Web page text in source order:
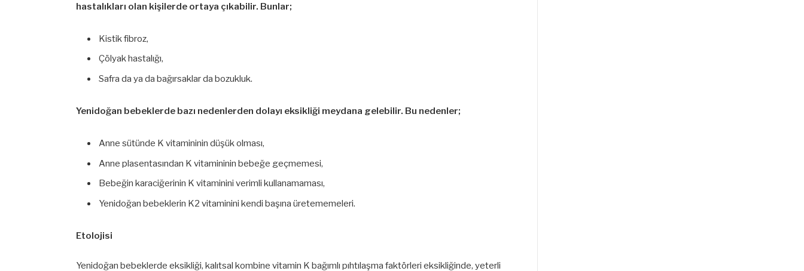
hastalıkları olan kişilerde ortaya çıkabilir. Bunlar;
Kistik fibroz,
Çölyak hastalığı,
Safra da ya da bağırsaklar da bozukluk.
Yenidoğan bebeklerde bazı nedenlerden dolayı eksikliği meydana gelebilir. Bu nedenler;
Anne sütünde K vitamininin düşük olması,
Anne plasentasından K vitamininin bebeğe geçmemesi,
Bebeğin karaciğerinin K vitaminini verimli kullanamaması,
Yenidoğan bebeklerin K2 vitaminini kendi başına üretememeleri.
Etolojisi
Yenidoğan bebeklerde eksikliği, kalıtsal kombine vitamin K bağımlı pıhtılaşma faktörleri eksikliğinde, yeterli